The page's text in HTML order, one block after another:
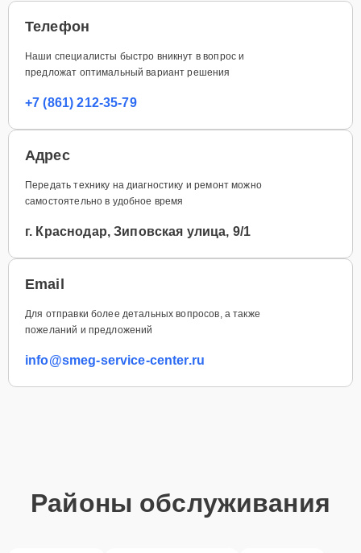
Телефон
Наши специалисты быстро вникнут в вопрос и
предложат оптимальный вариант решения
+7 (861) 212-35-79
Адрес
Передать технику на диагностику и ремонт можно
самостоятельно в удобное время
г. Краснодар, Зиповская улица, 9/1
Email
Для отправки более детальных вопросов, а также
пожеланий и предложений
info@smeg-service-center.ru
Районы обслуживания